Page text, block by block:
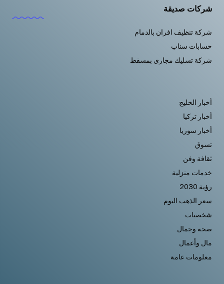
شركات صديقة
شركة تنظيف افران بالدمام
حسابات سناب
شركة تسليك مجاري بمسقط
أخبار الخليج
أخبار تركيا
أخبار سوريا
تسوق
ثقافة وفن
خدمات منزلية
رؤية 2030
سعر الذهب اليوم
شخصيات
صحه وجمال
مال وأعمال
معلومات عامة